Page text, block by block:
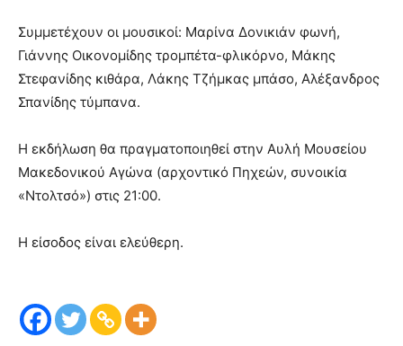
Συμμετέχουν οι μουσικοί: Μαρίνα Δονικιάν φωνή,
Γιάννης Οικονομίδης τρομπέτα-φλικόρνο, Μάκης
Στεφανίδης κιθάρα, Λάκης Τζήμκας μπάσο, Αλέξανδρος
Σπανίδης τύμπανα.
Η εκδήλωση θα πραγματοποιηθεί στην Αυλή Μουσείου
Μακεδονικού Αγώνα (αρχοντικό Πηχεών, συνοικία
«Ντολτσό») στις 21:00.
Η είσοδος είναι ελεύθερη.